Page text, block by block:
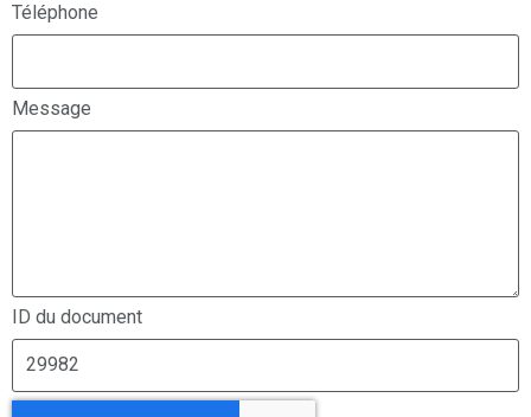
Téléphone
Message
ID du document